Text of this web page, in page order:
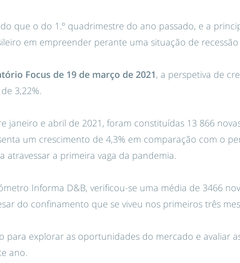
que o do 1.º quadrimestre do ano passado, e a
em empreender perante uma situação de
Focus de 19 de março de 2021, a perspetiva de
3,22%.
e abril de 2021, foram constituídas 13 866
um crescimento de 4,3% em comparação com o
atravessar a primeira vaga da pandemia.
Informa D&B, verificou-se uma média de 3466
do confinamento que se viveu nos primeiros três
para explorar as oportunidades do mercado e avaliar
ano.